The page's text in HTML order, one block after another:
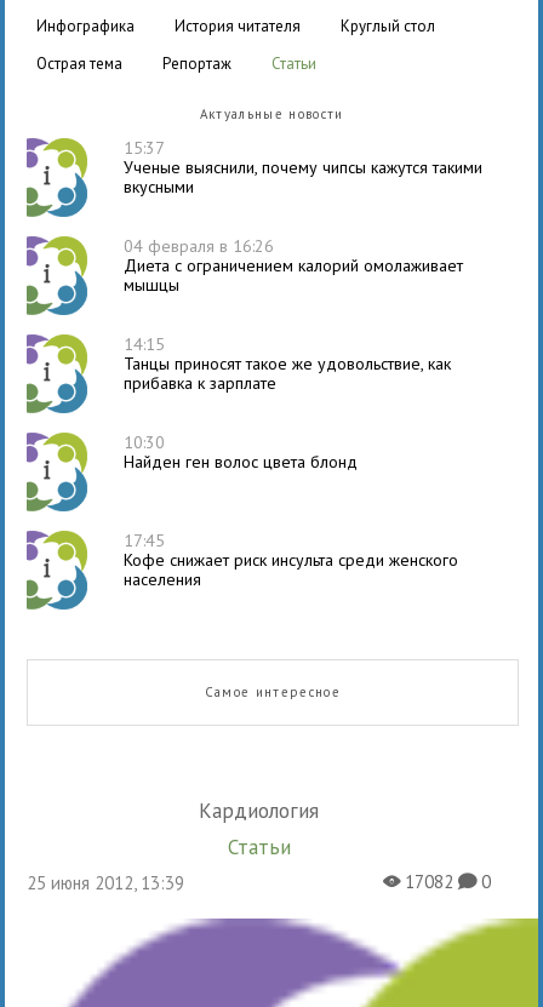
инфографика
история читателя
круглый стол
острая тема
репортаж статьи
Актуальные новости
15:37
Ученые выяснили, почему чипсы кажутся такими
вкусными
04 февраля в 16:26
Диета с ограничением калорий омолаживает
мышцы
14:15
Танцы приносят такое же удовольствие, как
прибавка к зарплате
10:30
Найден ген волос цвета блонд
17:45
Кофе снижает риск инсульта среди женского
населения
Самое интересное
Кардиология
Статьи
25 июня 2012, 13:39 X17082K0